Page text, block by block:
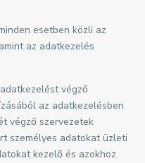
esetben közli az
az adatkezelés
végző
az adatkezelésben
végző szervezetek
személyes adatokat üzleti
kezelő és azokhoz